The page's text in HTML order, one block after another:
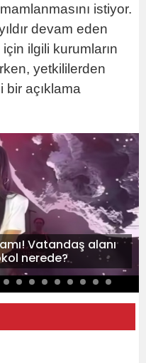
istiyor.
devam eden
ilgili kurumların
yetkililerden
açıklama
Vatandaş alanı
nerede?